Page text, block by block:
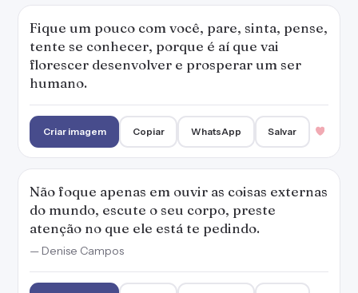
Criar imagem Copiar WhatsApp Salvar
importante de restauro de toda a máquina